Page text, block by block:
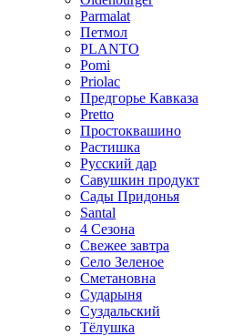
Parmalat
Петмол
PLANTO
Pomi
Priolac
Предгорье Кавказа
Pretto
Простоквашино
Растишка
Русский дар
Савушкин продукт
Сады Придонья
Santal
4 Сезона
Свежее завтра
Село Зеленое
Сметановна
Сударыня
Суздальский
Тёлушка